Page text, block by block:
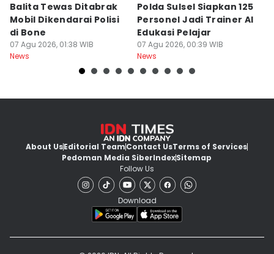
Balita Tewas Ditabrak
Mobil Dikendarai Polisi
di Bone
07 Agu 2026, 01:38 WIB
News
Polda Sulsel Siapkan 125
Personel Jadi Trainer AI
Edukasi Pelajar
07 Agu 2026, 00:39 WIB
News
About UsEditorial TeamContact UsTerms of Services
Pedoman Media SiberIndexSitemap
Follow Us
Download